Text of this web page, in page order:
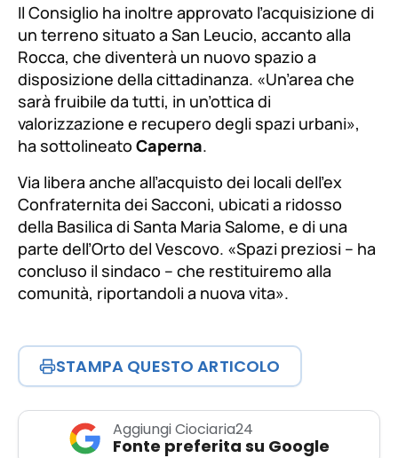
Il Consiglio ha inoltre approvato l’acquisizione di
un terreno situato a San Leucio, accanto alla
Rocca, che diventerà un nuovo spazio a
disposizione della cittadinanza. «Un’area che
sarà fruibile da tutti, in un’ottica di
valorizzazione e recupero degli spazi urbani»,
ha sottolineato Caperna.
Via libera anche all’acquisto dei locali dell’ex
Confraternita dei Sacconi, ubicati a ridosso
della Basilica di Santa Maria Salome, e di una
parte dell’Orto del Vescovo. «Spazi preziosi – ha
concluso il sindaco – che restituiremo alla
comunità, riportandoli a nuova vita».
STAMPA QUESTO ARTICOLO
Aggiungi Ciociaria24
Fonte preferita su Google